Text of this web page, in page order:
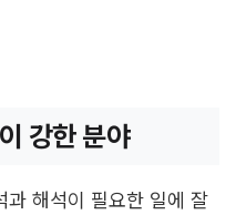
강한 분야
과 해석이 필요한 일에 잘